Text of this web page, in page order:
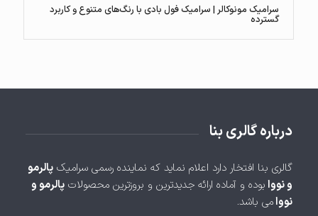
سرامیک مونوکالر | سرامیک فول بادی با رنگ‌های متنوع و کاربرد
گسترده
درباره گالری بنا
گالری بنا افتخار دارد اعلام نماید که نماینده رسمی سرامیک پالرمو
و نووابوده و آماده ارائه جدیدترین و بروزترین محصولات پالرمو و
نووامی باشد.